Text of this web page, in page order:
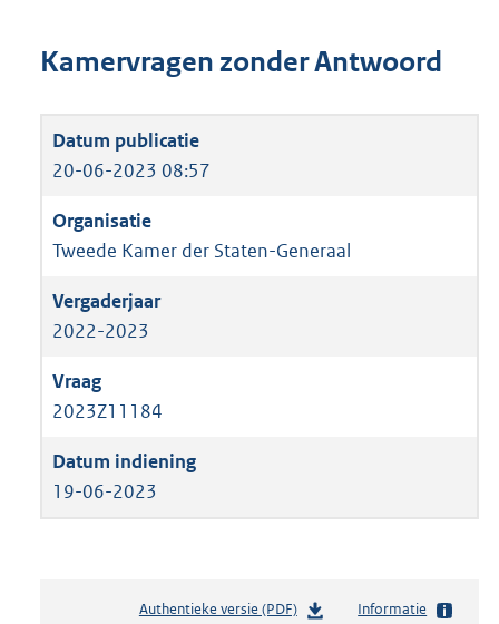
Kamervragen zonder Antwoord
20-06-2023 08:57
Tweede Kamer der Staten-Generaal
2022-2023
2023Z11184
19-06-2023
Authentieke versie (PDF)b
Informatie